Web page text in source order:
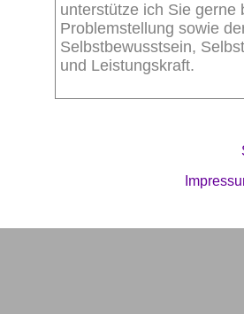
unterstütze ich Sie gerne
Problemstellung sowie
Selbstbewusstsein,
und Leistungskraft.